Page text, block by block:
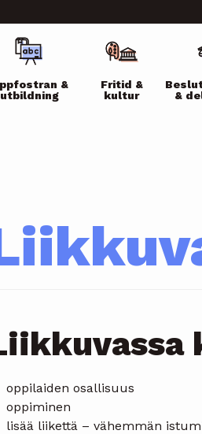
&
utbildning
Fritid &
kultur
&
oppilaiden osallisuus
oppiminen
lisää liikettä – vähemmän